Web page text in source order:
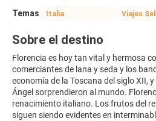
Temas
Italia Viajes
Sobre el destino
Florencia es hoy tan vital y hermosa
comerciantes de lana y seda y los
economía de la Toscana del siglo XII,
Ángel sorprendieron al mundo.
renacimiento italiano. Los frutos del
siguen siendo evidentes en